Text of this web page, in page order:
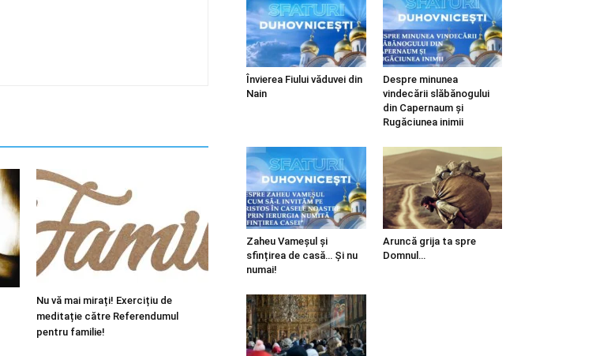
Nu vă mai mirați! Exercițiu de
meditație către Referendumul
pentru familie!
Învierea Fiului văduvei din
Nain
Despre minunea
vindecării slăbănogului
din Capernaum și
Rugăciunea inimii
Zaheu Vameșul și
sfințirea de casă… Și nu
numai!
Aruncă grija ta spre
Domnul…